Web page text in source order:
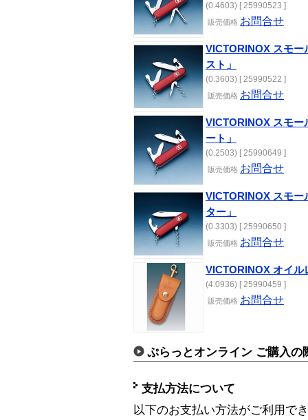
(0.4603) [ 25990523 ]
販売価格 お問合せ
VICTORINOX スモー
スト」
(0.3603) [ 25990522 ]
販売価格 お問合せ
VICTORINOX スモー
ート」
(0.2503) [ 25990649 ]
販売価格 お問合せ
VICTORINOX スモー
ター」
(0.3303) [ 25990650 ]
販売価格 お問合せ
VICTORINOX オイ
(4.0936) [ 25990459 ]
販売価格 お問合せ
ぷらっとオンライン ご購入の
支払方法について
以下のお支払い方法がご利用で